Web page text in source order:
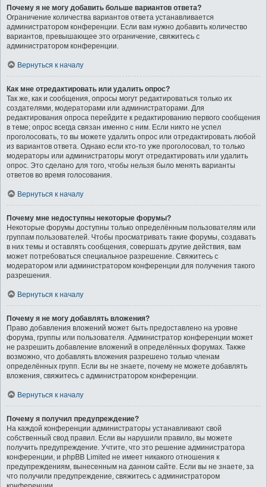
Почему я не могу добавить больше вариантов ответа?
Ограничение количества вариантов ответа устанавливается
администратором конференции. Если вам нужно добавить количество
вариантов, превышающее это ограничение, свяжитесь с
администратором конференции.
Вернуться к началу
Как мне отредактировать или удалить опрос?
Так же, как и сообщения, опросы могут редактироваться только их
создателями, модераторами или администраторами. Для
редактирования опроса перейдите к редактированию первого сообщения
в теме; опрос всегда связан именно с ним. Если никто не успел
проголосовать, то вы можете удалить опрос или отредактировать любой
из вариантов ответа. Однако если кто-то уже проголосовал, то только
модераторы или администраторы могут отредактировать или удалить
опрос. Это сделано для того, чтобы нельзя было менять варианты
ответов во время голосования.
Вернуться к началу
Почему мне недоступны некоторые форумы?
Некоторые форумы доступны только определённым пользователям или
группам пользователей. Чтобы просматривать такие форумы, создавать
в них темы и оставлять сообщения, совершать другие действия, вам
может потребоваться специальное разрешение. Свяжитесь с
модератором или администратором конференции для получения такого
разрешения.
Вернуться к началу
Почему я не могу добавлять вложения?
Право добавления вложений может быть предоставлено на уровне
форума, группы или пользователя. Администратор конференции может
не разрешить добавление вложений в определённых форумах. Также
возможно, что добавлять вложения разрешено только членам
определённых групп. Если вы не знаете, почему не можете добавлять
вложения, свяжитесь с администратором конференции.
Вернуться к началу
Почему я получил предупреждение?
На каждой конференции администраторы устанавливают свой
собственный свод правил. Если вы нарушили правило, вы можете
получить предупреждение. Учтите, что это решение администратора
конференции, и phpBB Limited не имеет никакого отношения к
предупреждениям, вынесенным на данном сайте. Если вы не знаете, за
что получили предупреждение, свяжитесь с администратором